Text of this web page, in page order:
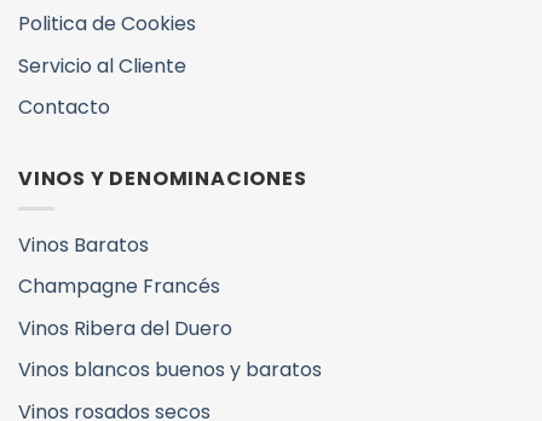
Politica de Cookies
Servicio al Cliente
Contacto
VINOS Y DENOMINACIONES
Vinos Baratos
Champagne Francés
Vinos Ribera del Duero
Vinos blancos buenos y baratos
Vinos rosados secos